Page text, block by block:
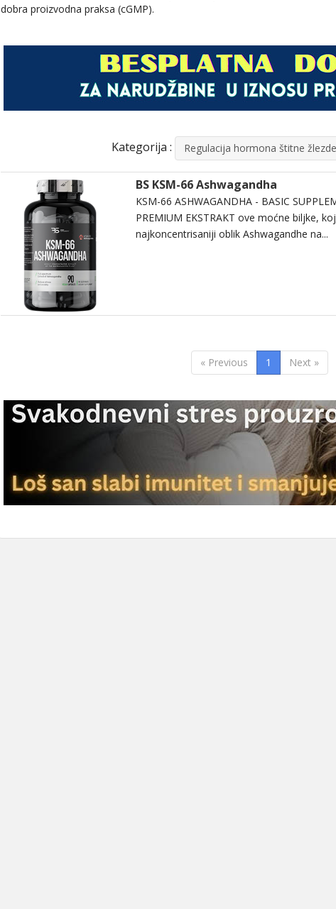
dobra proizvodna praksa (cGMP).
Kategorija : Regulacija hormona štitne žlezde
BS KSM-66 Ashwagandha
KSM-66 ASHWAGANDHA - BASIC
PREMIUM EKSTRAKT ove moćne biljke,
najkoncentrisaniji oblik Ashwagandhe na...
« Previous 1 Next »